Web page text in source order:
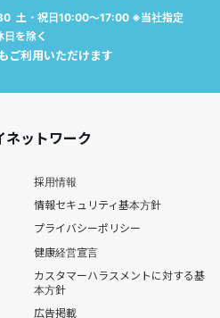
土・祝日10:00～17:00 ※当社指定
日を除く
ご利用いただけます
ネットワーク
採用情報
情報セキュリティ基本方針
プライバシーポリシー
健康経営宣言
カスタマーハラスメントに対する基
本方針
広告掲載